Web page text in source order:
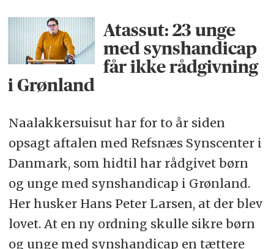
Atassut: 23 unge
med synshandicap
får ikke rådgivning
i Grønland
Naalakkersuisut har for to år siden
opsagt aftalen med Refsnæs Synscenter i
Danmark, som hidtil har rådgivet børn
og unge med synshandicap i Grønland.
Her husker Hans Peter Larsen, at der blev
lovet. At en ny ordning skulle sikre børn
og unge med synshandicap en tættere